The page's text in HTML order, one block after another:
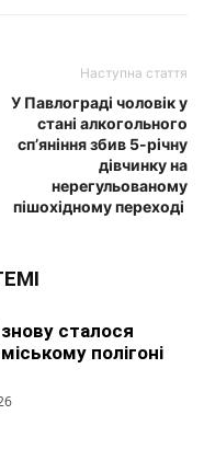
Наступна стаття
У Павлограді чоловік у
стані алкогольного
сп’яніння збив 5-річну
дівчинку на
нерегульованому
пішохідному переході
сталося
полігоні